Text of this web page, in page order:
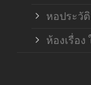
หอประวั
ห้องเรื่อ